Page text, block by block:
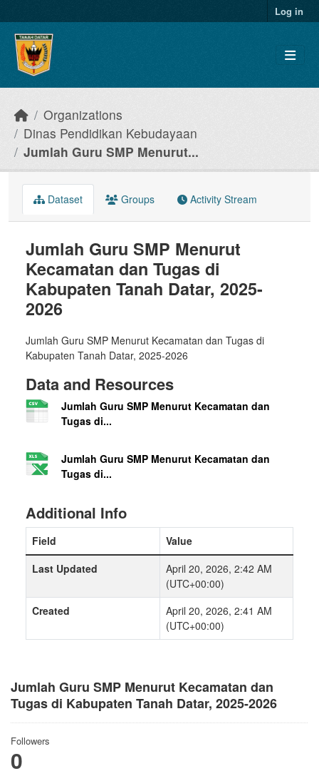
Log in
Organizations
Dinas Pendidikan Kebudayaan
Jumlah Guru SMP Menurut...
Jumlah Guru SMP Menurut Kecamatan dan
Tugas di Kabupaten Tanah Datar, 2025-2026
Followers
0
Dataset Groups Activity Stream
Jumlah Guru SMP Menurut
Kecamatan dan Tugas di
Kabupaten Tanah Datar, 2025-
2026
Jumlah Guru SMP Menurut Kecamatan dan Tugas di
Kabupaten Tanah Datar, 2025-2026
Data and Resources
Jumlah Guru SMP Menurut Kecamatan dan
Tugas di...
Jumlah Guru SMP Menurut Kecamatan dan
Tugas di...
Additional Info
Field
Value
Last Updated
April 20, 2026, 2:42 AM
(UTC+00:00)
Created
April 20, 2026, 2:41 AM
(UTC+00:00)